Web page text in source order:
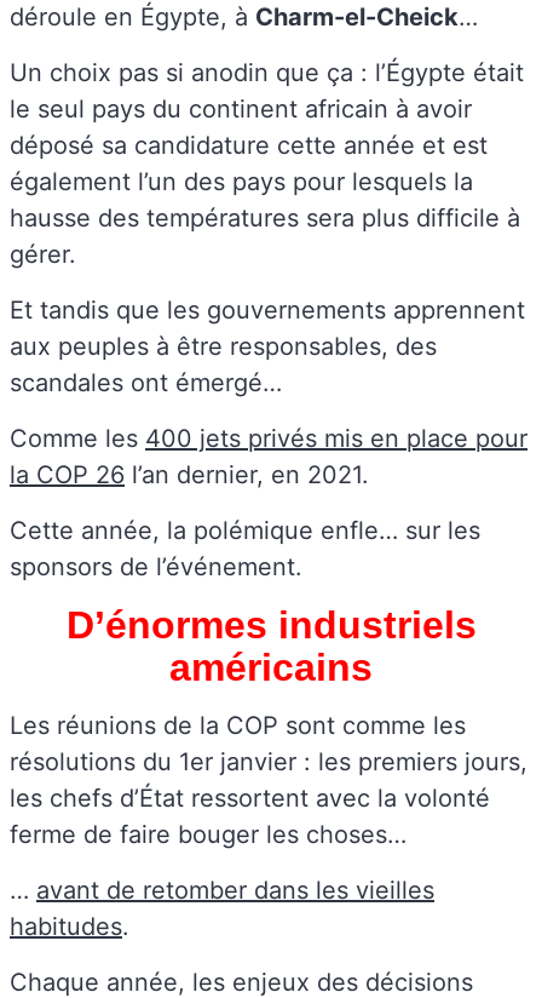
déroule en Égypte, à Charm-el-Cheick…
Un choix pas si anodin que ça : l’Égypte était
le seul pays du continent africain à avoir
déposé sa candidature cette année et est
également l’un des pays pour lesquels la
hausse des températures sera plus difficile à
gérer.
Et tandis que les gouvernements apprennent
aux peuples à être responsables, des
scandales ont émergé…
Comme les 400 jets privés mis en place pour
la COP 26 l’an dernier, en 2021.
Cette année, la polémique enfle… sur les
sponsors de l’événement.
D’énormes industriels
américains
Les réunions de la COP sont comme les
résolutions du 1er janvier : les premiers jours,
les chefs d’État ressortent avec la volonté
ferme de faire bouger les choses…
… avant de retomber dans les vieilles
habitudes.
Chaque année, les enjeux des décisions